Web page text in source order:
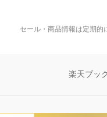
セール・商品情報は定期的
楽天ブッ